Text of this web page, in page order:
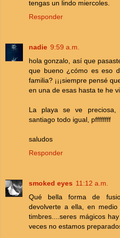
tengas un lindo miercoles.
Responder
nadie 9:59 a.m.
hola gonzalo, así que
que bueno ¿cómo es eso
familia? ¡¡¡siempre pensé
en una de esas hasta te he
La playa se ve preciosa,
santiago todo igual, pffffffff
saludos
Responder
smoked eyes 11:12 a.m.
Qué bella forma de
devolverte a ella, en
timbres....seres mágicos
veces no estamos